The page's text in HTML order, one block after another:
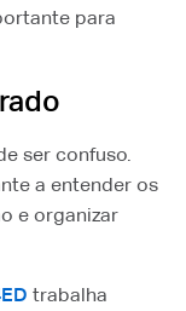
para
ser confuso.
a entender os
e organizar
⁠ trabalha